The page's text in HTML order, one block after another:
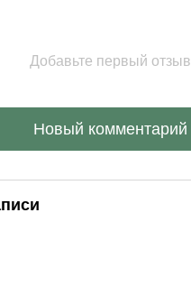
Добавьте первый отзыв
Новый комментарий